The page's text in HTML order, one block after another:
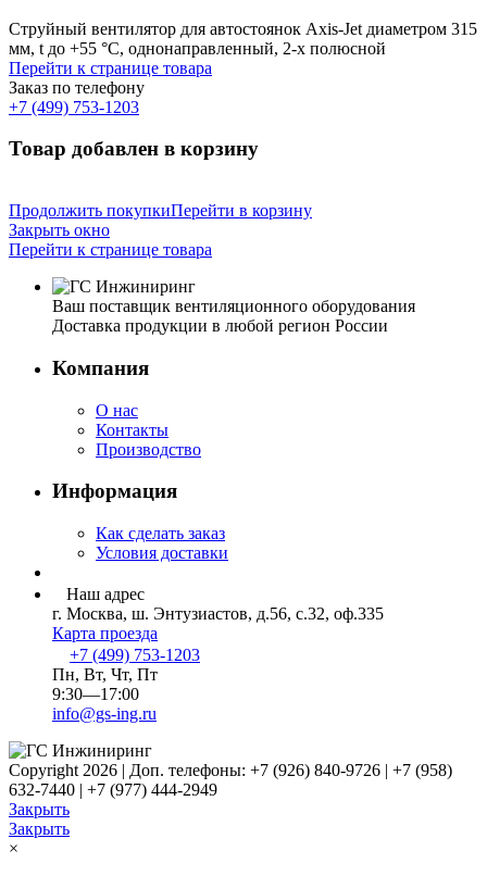
Струйный вентилятор для автостоянок Axis-Jet диаметром 315
мм, t до +55 °С, однонаправленный, 2-х полюсной
Перейти к странице товара
Заказ по телефону
+7 (499) 753-1203
Товар добавлен в корзину
Продолжить покупкиПерейти в корзину
Закрыть окно
Перейти к странице товара
Ваш поставщик вентиляционного оборудования
Доставка продукции в любой регион России
Компания
О нас
Контакты
Производство
Информация
Как сделать заказ
Условия доставки
Наш адрес
г. Москва, ш. Энтузиастов, д.56, с.32, оф.335
Карта проезда
+7 (499) 753-1203
Пн, Вт, Чт, Пт
9:30—17:00
info@gs-ing.ru
Copyright 2026 | Доп. телефоны: +7 (926) 840-9726 | +7 (958)
632-7440 | +7 (977) 444-2949
Закрыть
Закрыть
×